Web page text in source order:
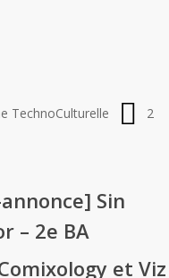
TechnoCulturelle
2
Sin
– 2e BA
et Viz